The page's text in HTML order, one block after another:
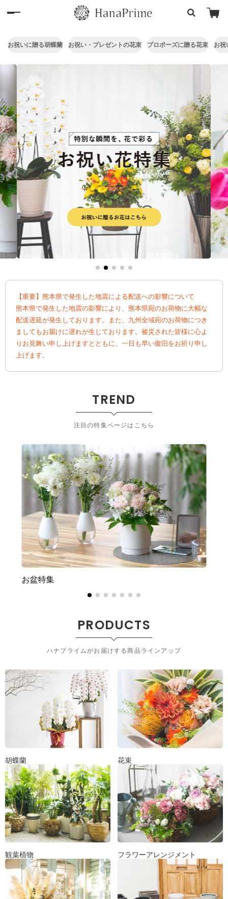
お祝いに贈る胡蝶蘭 お祝い・プレゼントの花束 プロポーズに贈る花束 お祝
【重要】熊本県で発生した地震による配送への影響について
熊本県で発生した地震の影響により、熊本県宛のお荷物に大幅な
配送遅延が発生しております。また、九州全域宛のお荷物につき
ましてもお届けに遅れが生じております。被災された皆様に心よ
りお見舞い申し上げますとともに、一日も早い復旧をお祈り申し
上げます。
TREND
注目の特集ページはこちら
お盆特集
PRODUCTS
ハナプライムがお届けする商品ラインアップ
胡蝶蘭 花束
観葉植物 フラワーアレンジメント